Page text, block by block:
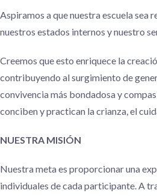
Aspiramos a que nuestra escuela sea
nuestros estados internos y nuestro
Creemos que esto enriquece la
contribuyendo al surgimiento de
convivencia más bondadosa y
conciben y practican la crianza, el
NUESTRA MISIÓN
Nuestra meta es proporcionar una
individuales de cada participante. A